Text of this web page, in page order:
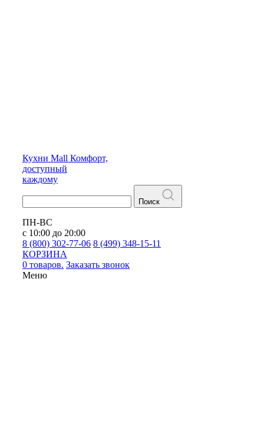
Кухни Mall Комфорт,
доступный
каждому
Поиск
ПН-ВС
с 10:00 до 20:00
8 (800) 302-77-06 8 (499) 348-15-11
КОРЗИНА
0 товаров. Заказать звонок
Меню